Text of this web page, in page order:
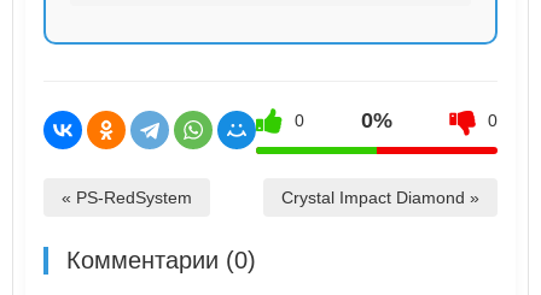
0 0% 0
« PS-RedSystem Crystal Impact Diamond »
Комментарии (0)